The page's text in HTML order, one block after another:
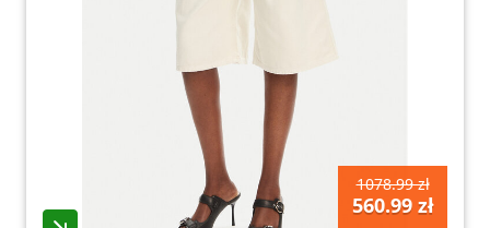
1078.99 zł
560.99 zł